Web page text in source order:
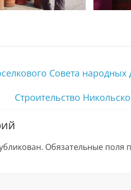
Совета народных
Строительство
Обязательные поля